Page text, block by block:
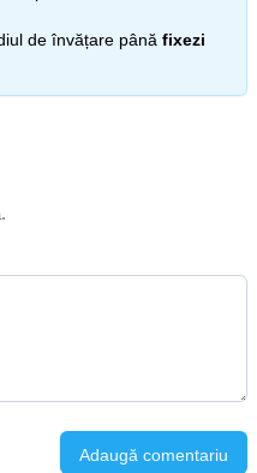
de învățare până fixezi
Adaugă comentariu